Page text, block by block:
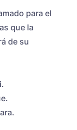
para el
que la
de su